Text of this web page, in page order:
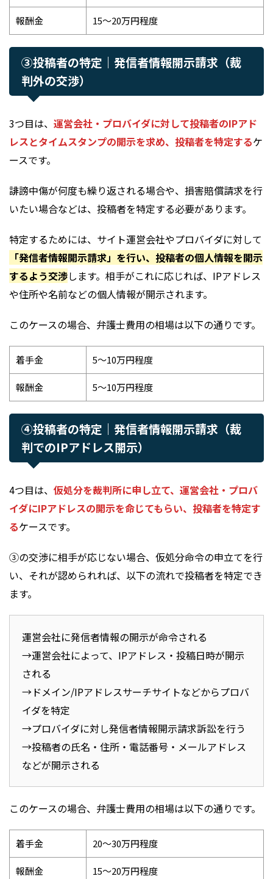
報酬金 15～20万円程度
③投稿者の特定｜発信者情報開示請求（裁
判外の交渉）
3つ目は、 運営会社・プロバイダに対して投稿者のIPアド
レスとタイムスタンプの開示を求め、投稿者を特定するケ
ースです。
誹謗中傷が何度も繰り返される場合や、損害賠償請求を行
いたい場合などは、投稿者を特定する必要があります。
特定するためには、サイト運営会社やプロバイダに対して
「発信者情報開示請求」を行い、投稿者の個人情報を開示
するよう交渉します。相手がこれに応じれば、IPアドレス
や住所や名前などの個人情報が開示されます。
このケースの場合、弁護士費用の相場は以下の通りです。
着手金 5～10万円程度
報酬金 5～10万円程度
④投稿者の特定｜発信者情報開示請求（裁
判でのIPアドレス開示）
4つ目は、 仮処分を裁判所に申し立て、運営会社・プロバ
イダにIPアドレスの開示を命じてもらい、投稿者を特定す
るケースです。
③の交渉に相手が応じない場合、仮処分命令の申立てを行
い、それが認められれば、以下の流れで投稿者を特定でき
ます。
運営会社に発信者情報の開示が命令される
→運営会社によって、IPアドレス・投稿日時が開示
される
→ドメイン/IPアドレスサーチサイトなどからプロバ
イダを特定
→プロバイダに対し発信者情報開示請求訴訟を行う
→投稿者の氏名・住所・電話番号・メールアドレス
などが開示される
このケースの場合、弁護士費用の相場は以下の通りです。
着手金 20〜30万円程度
報酬金 15〜20万円程度